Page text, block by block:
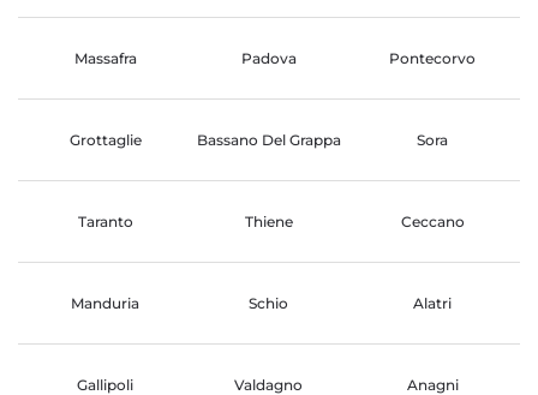
Massafra Padova Pontecorvo
Grottaglie Bassano Del Grappa Sora
Taranto Thiene Ceccano
Manduria Schio Alatri
Gallipoli Valdagno Anagni